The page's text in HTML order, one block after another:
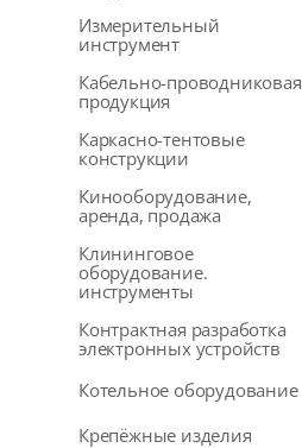
Измерительный
инструмент
Кабельно-проводниковая
продукция
Каркасно-тентовые
конструкции
Кинооборудование,
аренда, продажа
Клининговое
оборудование.
инструменты
Контрактная разработка
электронных устройств
Котельное оборудование
Крепёжные изделия